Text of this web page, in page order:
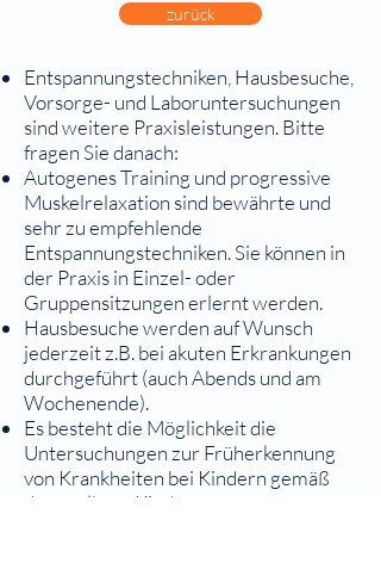
zurück
Entspannungstechniken, Hausbesuche,
Vorsorge- und Laboruntersuchungen
sind weitere Praxisleistungen. Bitte
fragen Sie danach:
Autogenes Training und progressive
Muskelrelaxation sind bewährte und
sehr zu empfehlende
Entspannungstechniken. Sie können in
der Praxis in Einzel- oder
Gruppensitzungen erlernt werden.
Hausbesuche werden auf Wunsch
jederzeit z.B. bei akuten Erkrankungen
durchgeführt (auch Abends und am
Wochenende).
Es besteht die Möglichkeit die
Untersuchungen zur Früherkennung
von Krankheiten bei Kindern gemäß
dem gelben „Kinder-